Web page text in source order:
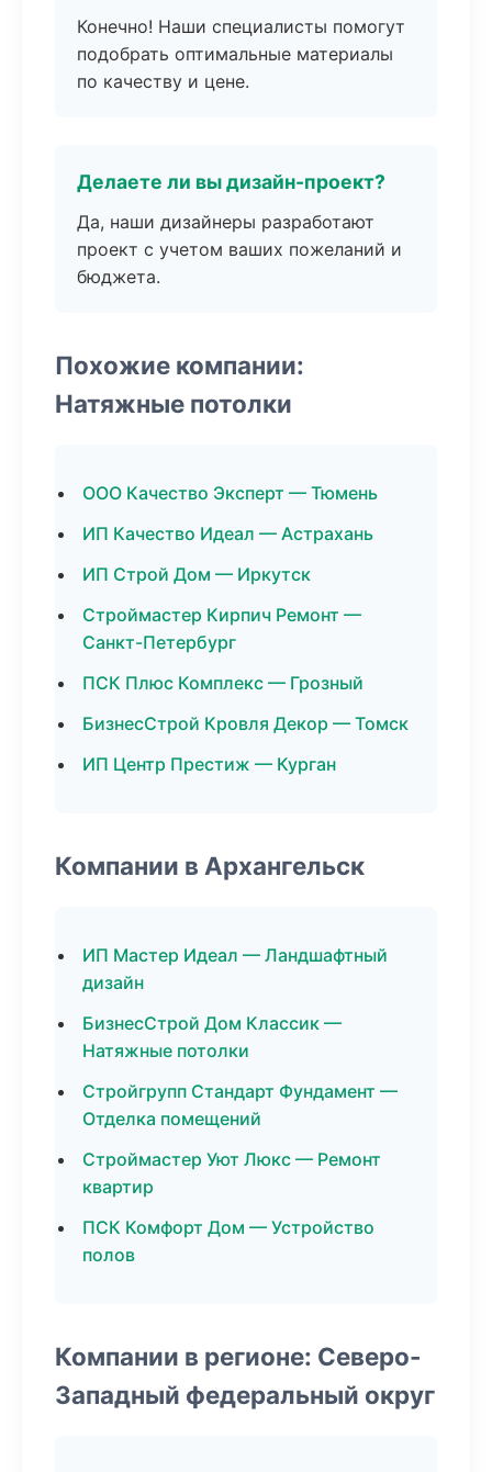
Конечно! Наши специалисты помогут
подобрать оптимальные материалы
по качеству и цене.
Делаете ли вы дизайн-проект?
Да, наши дизайнеры разработают
проект с учетом ваших пожеланий и
бюджета.
Похожие компании:
Натяжные потолки
ООО Качество Эксперт — Тюмень
ИП Качество Идеал — Астрахань
ИП Строй Дом — Иркутск
Строймастер Кирпич Ремонт —
Санкт-Петербург
ПСК Плюс Комплекс — Грозный
БизнесСтрой Кровля Декор — Томск
ИП Центр Престиж — Курган
Компании в Архангельск
ИП Мастер Идеал — Ландшафтный
дизайн
БизнесСтрой Дом Классик —
Натяжные потолки
Стройгрупп Стандарт Фундамент —
Отделка помещений
Строймастер Уют Люкс — Ремонт
квартир
ПСК Комфорт Дом — Устройство
полов
Компании в регионе: Северо-
Западный федеральный округ